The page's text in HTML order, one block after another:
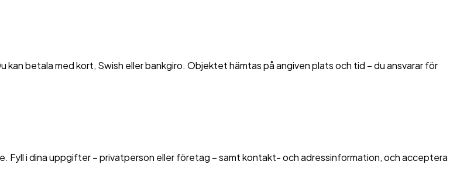
betala med kort, Swish eller bankgiro. Objektet hämtas på angiven plats och tid – du ansvarar för
Fyll i dina uppgifter – privatperson eller företag – samt kontakt- och adressinformation, och acceptera